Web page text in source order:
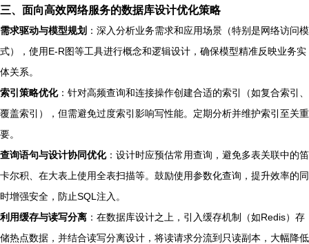
三、面向高效网络服务的数据库设计优化策略
需求驱动与模型规划 ：深入分析业务需求和应用场景（特别是网络访问模
式），使用E-R图等工具进行概念和逻辑设计，确保模型精准反映业务实
体关系。
索引策略优化：针对高频查询和连接操作创建合适的索引（如复合索引、
覆盖索引），但需避免过度索引影响写性能。定期分析并维护索引至关重
要。
查询语句与设计协同优化：设计时应预估常用查询，避免多表关联中的笛
卡尔积、在大表上使用全表扫描等。鼓励使用参数化查询，提升效率的同
时增强安全，防止SQL注入。
利用缓存与读写分离 ：在数据库设计之上，引入缓存机制（如Redis）存
储热点数据，并结合读写分离设计，将读请求分流到只读副本，大幅降低